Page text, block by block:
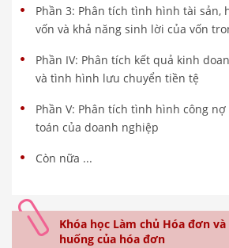
Phần 3: Phân tích tình hình tài sản,
vốn và khả năng sinh lời của vốn
Phần IV: Phân tích kết quả kinh
và tình hình lưu chuyển tiền tệ
Phần V: Phân tích tình hình công
toán của doanh nghiệp
Còn nữa ...
Khóa học Làm chủ Hóa đơn
huống của hóa đơn